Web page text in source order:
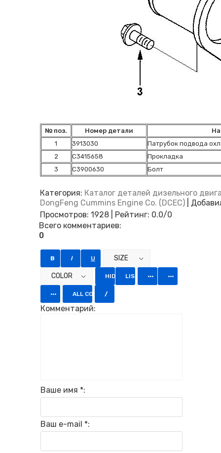
№ поз. Номер детали
1
3913030
Патрубок подвода
2
C3415658
Прокладка
3
C3900630 Болт
Категория: Каталог деталей дизельного
DongFeng Cummins Engine Co. (DCEC)
Просмотров: 1928 Рейтинг: 0.0/0
Всего комментариев:
0
Комментарий:
Ваше имя *:
Ваш e-mail *: